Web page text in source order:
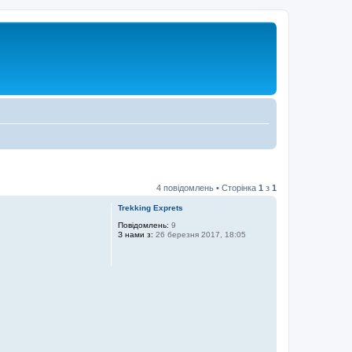
4 повідомлень • Сторінка 1 з 1
Trekking Exprets
Повідомлень: 9
З нами з: 26 березня 2017, 18:05